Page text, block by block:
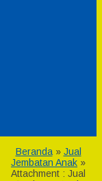
Beranda» Jual
Jembatan Anak »
Attachment : Jual